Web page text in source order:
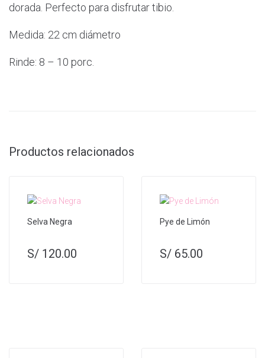
dorada. Perfecto para disfrutar tibio.
Medida: 22 cm diámetro
Rinde: 8 – 10 porc.
Productos relacionados
Selva Negra
S/ 120.00
Pye de Limón
S/ 65.00